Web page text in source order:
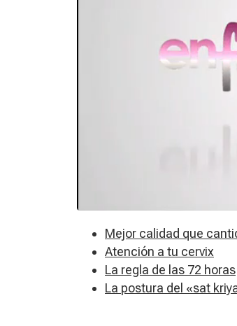
Mejor calidad que
Atención a tu cervix
La regla de las 72 horas
La postura del «sat